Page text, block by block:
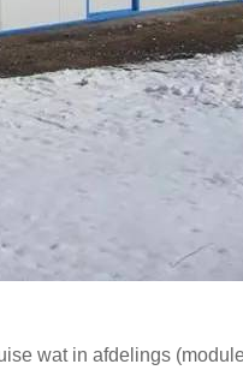
wat in afdelings